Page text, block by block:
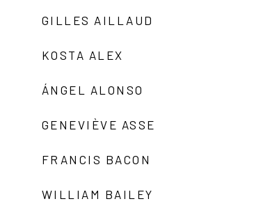
GILLES AILLAUD
KOSTA ALEX
ÁNGEL ALONSO
GENEVIÈVE ASSE
FRANCIS BACON
WILLIAM BAILEY